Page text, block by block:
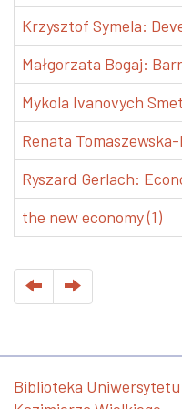
Krzysztof Symela:
Małgorzata Bogaj:
Mykola Ivanovych
Renata
Ryszard Gerlach:
the new economy (1)
Biblioteka Uniwersytetu